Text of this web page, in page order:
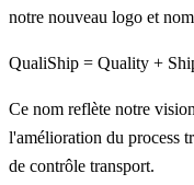
notre nouveau logo et
QualiShip = Quality +
Ce nom reflète notre
l'amélioration du process
de contrôle transport.